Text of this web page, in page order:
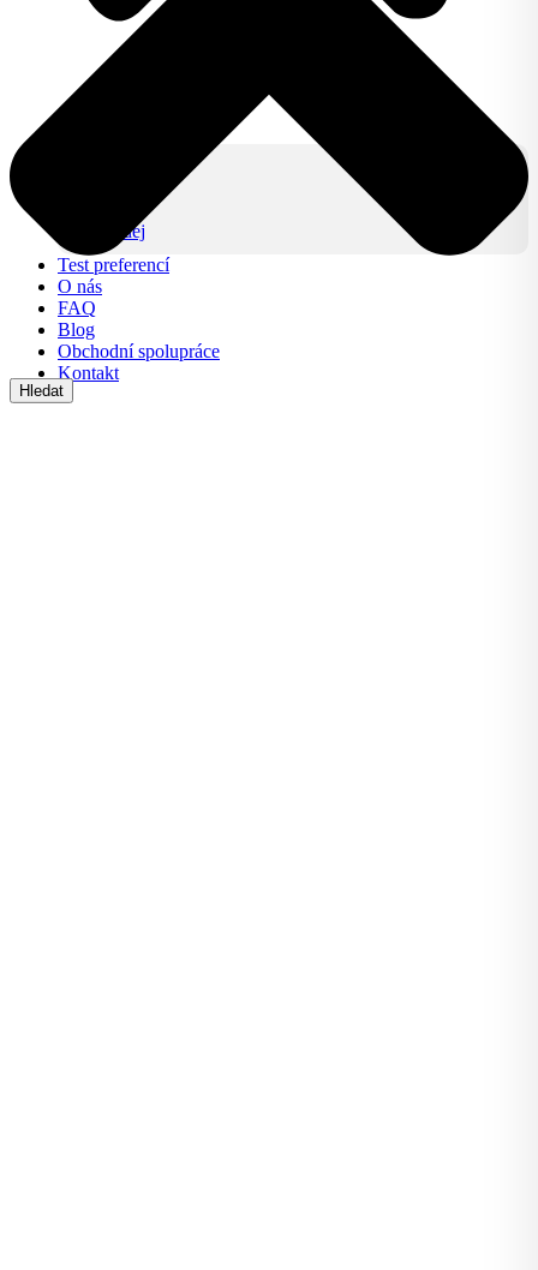
Výprodej
Test preferencí
O nás
FAQ
Blog
Obchodní spolupráce
Kontakt
Hledat